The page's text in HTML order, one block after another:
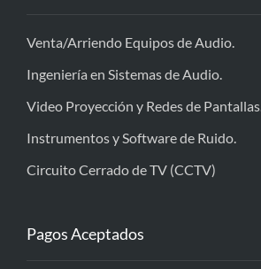
Venta/Arriendo Equipos de Audio.
Ingeniería en Sistemas de Audio.
Video Proyección y Redes de Pantallas.
Instrumentos y Software de Ruido.
Circuito Cerrado de TV (CCTV)
Pagos Aceptados